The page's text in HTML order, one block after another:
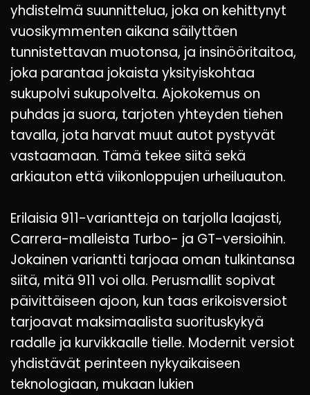
yhdistelmä suunnittelua, joka on kehittynyt
vuosikymmenten aikana säilyttäen
tunnistettavan muotonsa, ja insinööritaitoa,
joka parantaa jokaista yksityiskohtaa
sukupolvi sukupolvelta. Ajokokemus on
puhdas ja suora, tarjoten yhteyden tiehen
tavalla, jota harvat muut autot pystyvät
vastaamaan. Tämä tekee siitä sekä
arkiauton että viikonloppujen urheiluauton.
Erilaisia 911-variantteja on tarjolla laajasti,
Carrera-malleista Turbo- ja GT-versioihin.
Jokainen variantti tarjoaa oman tulkintansa
siitä, mitä 911 voi olla. Perusmallit sopivat
päivittäiseen ajoon, kun taas erikoisversiot
tarjoavat maksimaalista suorituskykyä
radalle ja kurvikkaalle tielle. Modernit versiot
yhdistävät perinteen nykyaikaiseen
teknologiaan, mukaan lukien